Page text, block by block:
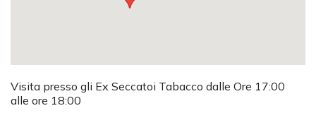
Visita presso gli Ex Seccatoi Tabacco dalle Ore 17:00
alle ore 18:00